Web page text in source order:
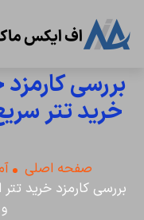
بررسی کارمزد
خرید تتر
صفحه اصلی
بررسی کارمزد خرید